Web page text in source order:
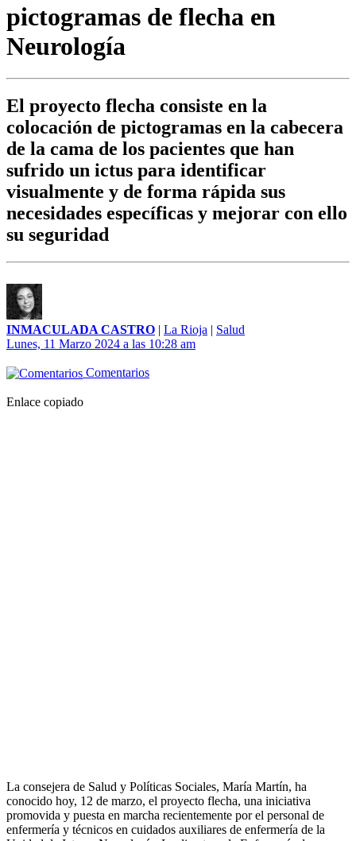
pictogramas de flecha en
Neurología
El proyecto flecha consiste en la
colocación de pictogramas en la cabecera
de la cama de los pacientes que han
sufrido un ictus para identificar
visualmente y de forma rápida sus
necesidades específicas y mejorar con ello
su seguridad
INMACULADA CASTRO | La Rioja | Salud
Lunes, 11 Marzo 2024 a las 10:28 am
Comentarios
Enlace copiado
La consejera de Salud y Políticas Sociales, María Martín, ha
conocido hoy, 12 de marzo, el proyecto flecha, una iniciativa
promovida y puesta en marcha recientemente por el personal de
enfermería y técnicos en cuidados auxiliares de enfermería de la